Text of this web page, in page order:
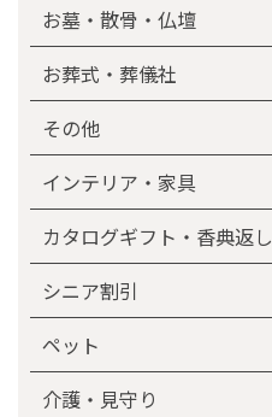
お墓・散骨・仏壇
お葬式・葬儀社
その他
インテリア・家具
カタログギフト・香典返し
シニア割引
ペット
介護・見守り